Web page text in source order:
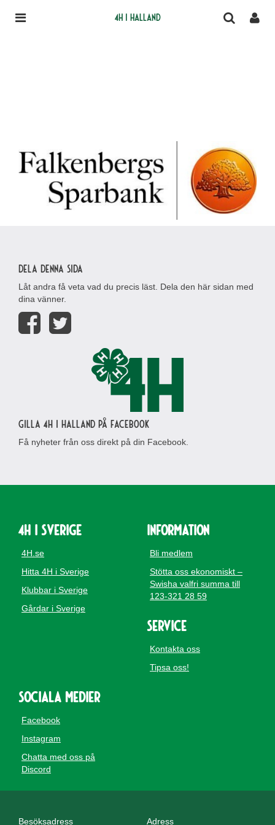
4H i Halland
Dela denna sida
Låt andra få veta vad du precis läst. Dela den här sidan med
dina vänner.
Gilla 4H i Halland på Facebook
Få nyheter från oss direkt på din Facebook.
4H i Sverige
4H.se
Hitta 4H i Sverige
Klubbar i Sverige
Gårdar i Sverige
Information
Bli medlem
Stötta oss ekonomiskt –
Swisha valfri summa till
123-321 28 59
Service
Kontakta oss
Tipsa oss!
Sociala medier
Facebook
Instagram
Chatta med oss på
Discord
Besöksadress Adress